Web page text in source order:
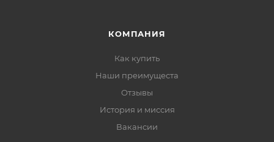
КОМПАНИЯ
Как купить
Наши преимущеста
Отзывы
История и миссия
Вакансии